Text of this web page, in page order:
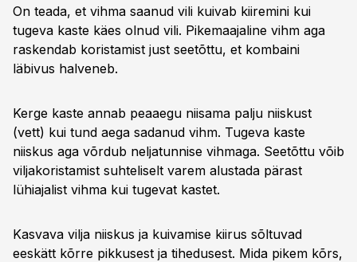
On teada, et vihma saanud vili kuivab kiiremini kui
tugeva kaste käes olnud vili. Pikemaajaline vihm aga
raskendab koristamist just seetõttu, et kombaini
läbivus halveneb.
Kerge kaste annab peaaegu niisama palju niiskust
(vett) kui tund aega sadanud vihm. Tugeva kaste
niiskus aga võrdub neljatunnise vihmaga. Seetõttu võib
viljakoristamist suhteliselt varem alustada pärast
lühiajalist vihma kui tugevat kastet.
Kasvava vilja niiskus ja kuivamise kiirus sõltuvad
eeskätt kõrre pikkusest ja tihedusest. Mida pikem kõrs,